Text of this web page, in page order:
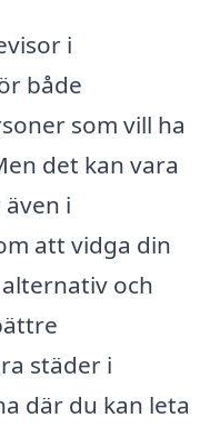
i
både
som vill ha
det kan vara
i
att vidga din
och
städer i
där du kan leta